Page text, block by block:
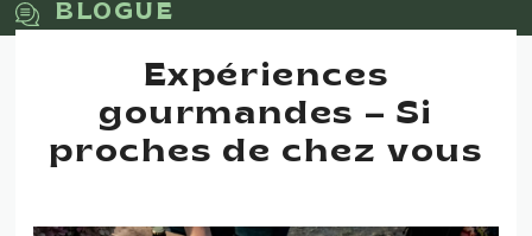
BLOGUE
Expériences
gourmandes – Si
proches de chez vous